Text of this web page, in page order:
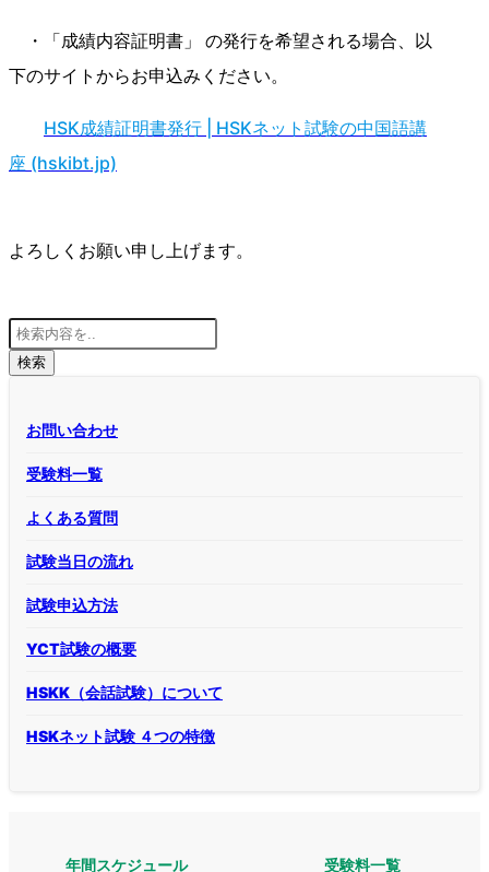
・「成績内容証明書」 の発行を希望される場合、以
下のサイトからお申込みください。
HSK成績証明書発行 | HSKネット試験の中国語講
座 (hskibt.jp)
よろしくお願い申し上げます。
検索
お問い合わせ
受験料一覧
よくある質問
試験当日の流れ
試験申込方法
YCT試験の概要
HSKK（会話試験）について
HSKネット試験 ４つの特徴
年間スケジュール 受験料一覧